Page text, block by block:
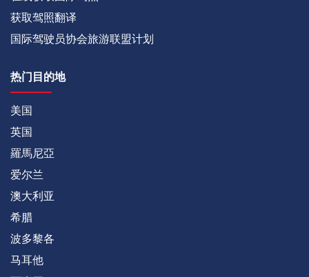
获取驾照翻译
国际驾驶员协会旅游联盟计划
热门目的地
美国
英国
羅馬尼亞
爱尔兰
澳大利亚
希腊
波多黎各
马耳他